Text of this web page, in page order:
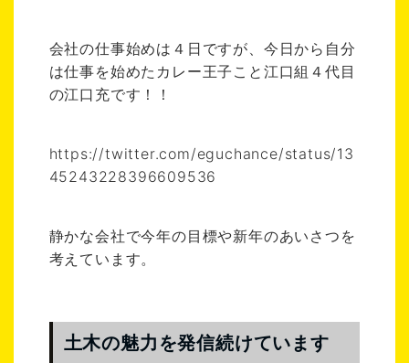
会社の仕事始めは４日ですが、今日から自分
は仕事を始めたカレー王子こと江口組４代目
の江口充です！！
https://twitter.com/eguchance/status/13
45243228396609536
静かな会社で今年の目標や新年のあいさつを
考えています。
土木の魅力を発信続けています